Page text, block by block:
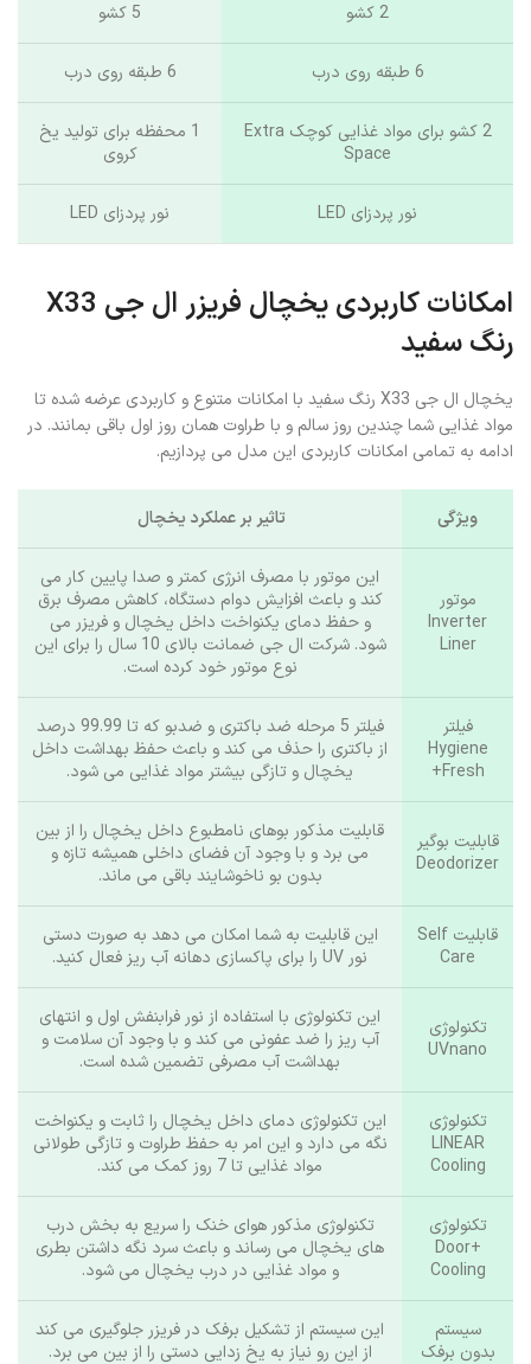
2 کشو 5 کشو
6 طبقه روی درب 6 طبقه روی درب
2 کشو برای مواد غذایی کوچک Extra
Space
1 محفظه برای تولید یخ
کروی
نور پردزای LED نور پردزای LED
امکانات کاربردی یخچال فریزر ال جی X33
رنگ سفید
یخچال ال جی X33 رنگ سفید با امکانات متنوع و کاربردی عرضه شده تا
مواد غذایی شما چندین روز سالم و با طراوت همان روز اول باقی بمانند. در
ادامه به تمامی امکانات کاربردی این مدل می پردازیم.
ویژگی تاثیر بر عملکرد یخچال
موتور
Inverter
Liner
این موتور با مصرف انرژی کمتر و صدا پایین‌ کار می‌
کند و باعث افزایش دوام دستگاه، کاهش مصرف برق
و حفظ دمای یکنواخت داخل یخچال و فریزر می‌
شود. شرکت ال جی ضمانت بالای 10 سال را برای این
نوع موتور خود کرده است.
فیلتر
Hygiene
Fresh+
فیلتر 5 مرحله‌ ضد باکتری و ضدبو که تا 99.99 درصد
از باکتری‌ را حذف می‌ کند و باعث حفظ بهداشت داخل
یخچال و تازگی بیشتر مواد غذایی می‌ شود.
قابلیت بوگیر
Deodorizer
قابلیت مذکور بوهای نامطبوع داخل یخچال را از بین
می‌ برد و با وجود آن فضای داخلی همیشه تازه و
بدون بو ناخوشایند باقی می‌ ماند.
قابلیت Self
Care
این قابلیت به شما امکان می‌ دهد به‌ صورت دستی
نور UV را برای پاکسازی دهانه آب‌ ریز فعال کنید.
تکنولوژی
UVnano
این تکنولوژی با استفاده از نور فرابنفش اول و انتهای
آب ریز را ضد عفونی می‌ کند و با وجود آن سلامت و
بهداشت آب مصرفی تضمین شده است.
تکنولوژی
LINEAR
Cooling
این تکنولوژی دمای داخل یخچال را ثابت و یکنواخت
نگه می‌ دارد و این امر به حفظ طراوت و تازگی طولانی‌
مواد غذایی تا 7 روز کمک می‌ کند.
تکنولوژی
+Door
Cooling
تکنولوژی مذکور هوای خنک را سریع‌ به بخش درب‌
های یخچال می‌ رساند و باعث سرد نگه داشتن بطری‌
و مواد غذایی در درب یخچال می‌ شود.
سیستم
بدون برفک
این سیستم از تشکیل برفک در فریزر جلوگیری می‌ کند
از این رو نیاز به یخ‌ زدایی دستی را از بین می‌ برد.